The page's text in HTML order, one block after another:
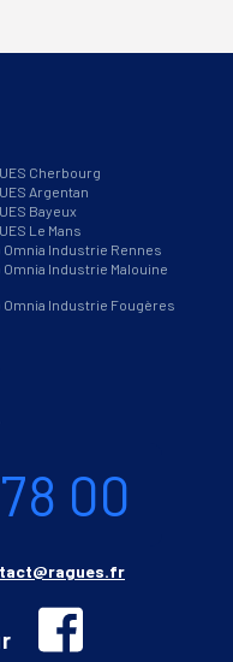
Cherbourg
Argentan
Bayeux
Le Mans
Omnia Industrie Rennes
Omnia Industrie Malouine
Omnia Industrie Fougères
00
facebook